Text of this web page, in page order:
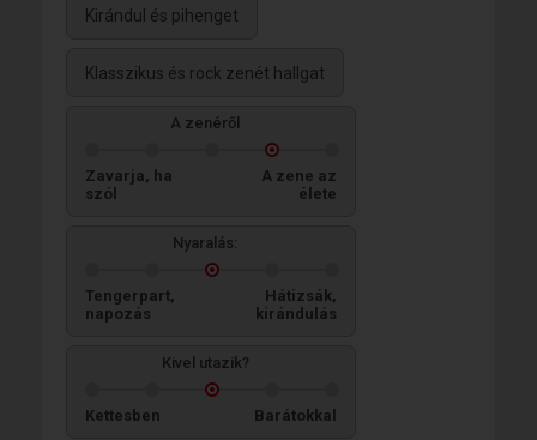
Kirándul és pihenget
Klasszikus és rock zenét hallgat
A zenéről
Zavarja, ha
szól
A zene az
élete
Nyaralás:
Tengerpart,
napozás
Hátizsák,
kirándulás
Kivel utazik?
Kettesben Barátokkal